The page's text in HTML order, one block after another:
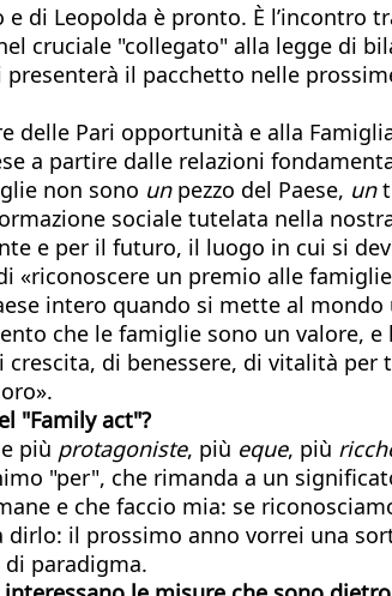
e di Leopolda è pronto. È l’incontro
cruciale "collegato" alla legge di
il pacchetto nelle
delle Pari opportunità e alla
a partire dalle relazioni
non sono unpezzo del Paese, un
sociale tutelata nella
e per il futuro, il luogo in cui si
«riconoscere un premio alle
intero quando si mette al
che le famiglie sono un valore,
di benessere, di vitalità
"Family act"?
più protagoniste, più eque, più
"per", che rimanda a un
e che faccio mia: se
dirlo: il prossimo anno vorrei una
paradigma.